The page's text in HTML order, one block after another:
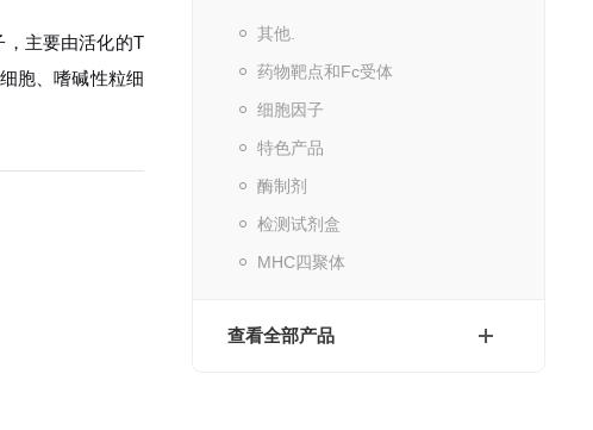
其他.
药物靶点和Fc受体
细胞因子
特色产品
酶制剂
检测试剂盒
MHC四聚体
查看全部产品
，主要由活化的T
胞、嗜碱性粒细